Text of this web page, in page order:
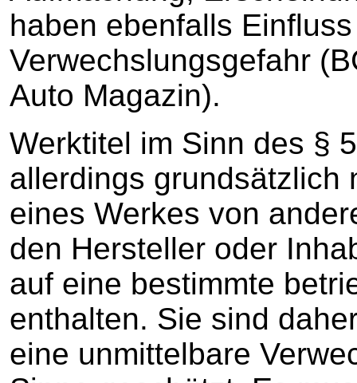
haben ebenfalls
Verwechslungsgefahr
Auto Magazin).
Werktitel im Sinn des §
allerdings grundsätzlich
eines Werkes von
den Hersteller oder
auf eine bestimmte
enthalten. Sie sind
eine unmittelbare